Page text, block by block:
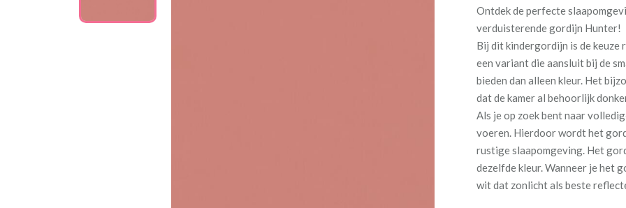
Ontdek de perfecte
verduisterende gordijn Hunter!
Bij dit kindergordijn is de keuze
een variant die aansluit bij de
bieden dan alleen kleur. Het
dat de kamer al behoorlijk
Als je op zoek bent naar
voeren. Hierdoor wordt het
rustige slaapomgeving. Het
dezelfde kleur. Wanneer je het
wit dat zonlicht als beste